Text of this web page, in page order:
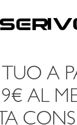
TUO A
AL